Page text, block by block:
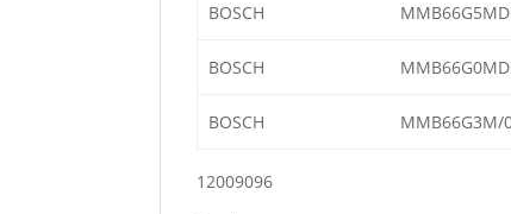
BOSCH
BOSCH
BOSCH MMB66G3M/
12009096